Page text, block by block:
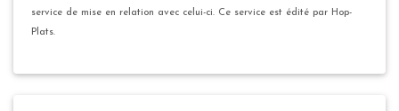
service de mise en relation avec celui-ci. Ce service est édité par Hop-
Plats.